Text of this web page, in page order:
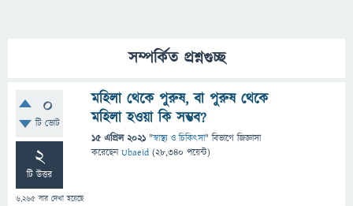
সম্পর্কিত প্রশ্নগুচ্ছ
0
টি ভোট
2
টি উত্তর
6,265 বার দেখা হয়েছে
মহিলা থেকে পুরুষ, বা পুরুষ থেকে
মহিলা হওয়া কি সম্ভব?
15 এপ্রিল 2021 "স্বাস্থ্য ও চিকিৎসা" বিভাগে জিজ্ঞাসা
করেছেনUbaeid (28,340 পয়েন্ট)